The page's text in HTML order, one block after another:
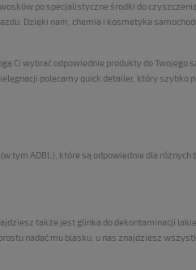
po specjalistyczne środki do
Dzięki nam, chemia i kosmetyka
Ci wybrać odpowiednie produkty do Twojego
polecamy quick detailer, który szybko
tym ADBL), które są odpowiednie dla różnych
także jest glinka do dekontaminacji
nadać mu blasku, u nas znajdziesz